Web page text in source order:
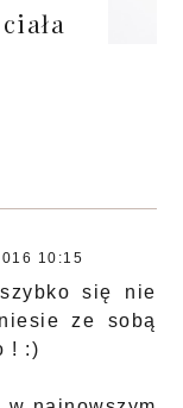
10:15
się nie
ze sobą
! :)